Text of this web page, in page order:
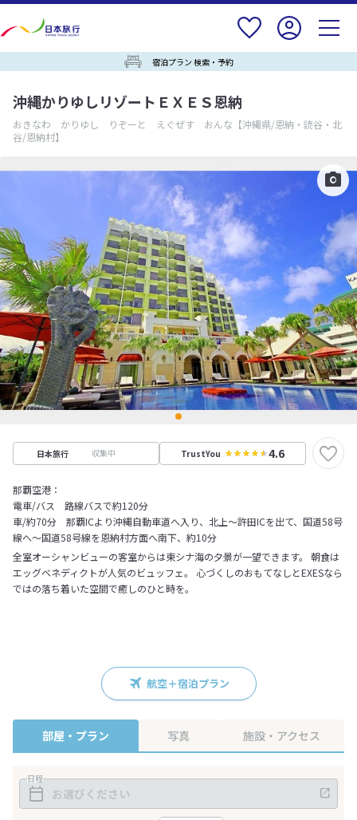
宿泊プラン 検索・予約
沖縄かりゆしリゾートＥＸＥＳ恩納
おきなわ かりゆし りぞーと えぐぜす おんな 【沖縄県/恩納・読谷・北
谷/恩納村】
日本旅行 収集中 TrustYou 4.6
那覇空港：
電車/バス 路線バスで約120分
車/約70分 那覇ICより沖縄自動車道へ入り、北上～許田ICを出て、国道58号
線へ～国道58号線を恩納村方面へ南下、約10分
全室オーシャンビューの客室からは東シナ海の夕景が一望できます。 朝食は
エッグベネディクトが人気のビュッフェ。 心づくしのおもてなしとEXESなら
ではの落ち着いた空間で癒しのひと時を。
航空＋宿泊プラン
部屋・プラン 写真 施設・アクセス
日程